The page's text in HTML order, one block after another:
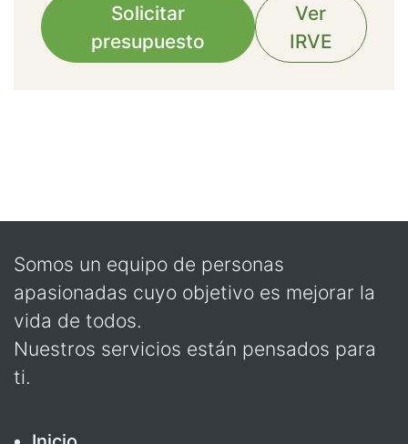
Solicitar
presupuesto
Ver
IRVE
Somos un equipo de personas
apasionadas cuyo objetivo es mejorar la
vida de todos.
Nuestros servicios están pensados para
ti.